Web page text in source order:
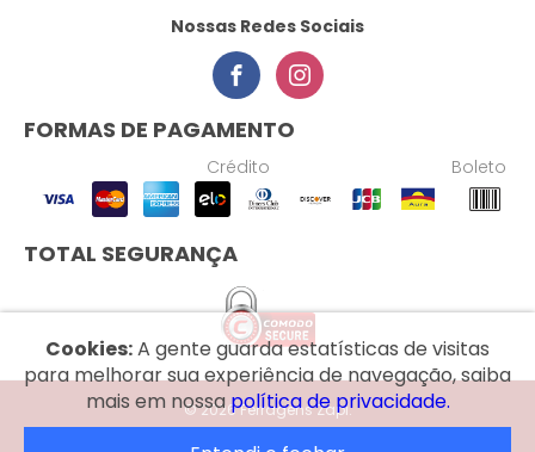
Nossas Redes Sociais
FORMAS DE PAGAMENTO
Crédito Boleto
TOTAL SEGURANÇA
Cookies:A gente guarda estatísticas de visitas
para melhorar sua experiência de navegação, saiba
mais em nossapolítica de privacidade.
© 2026 Ferragens Zapi.